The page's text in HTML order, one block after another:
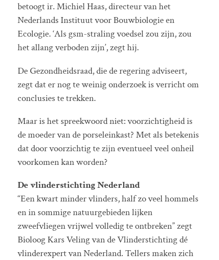
betoogt ir. Michiel Haas, directeur van het
Nederlands Instituut voor Bouwbiologie en
Ecologie. ‘Als gsm-straling voedsel zou zijn, zou
het allang verboden zijn’, zegt hij.
De Gezondheidsraad, die de regering adviseert,
zegt dat er nog te weinig onderzoek is verricht om
conclusies te trekken.
Maar is het spreekwoord niet: voorzichtigheid is
de moeder van de porseleinkast? Met als betekenis
dat door voorzichtig te zijn eventueel veel onheil
voorkomen kan worden?
De vlinderstichting Nederland
“Een kwart minder vlinders, half zo veel hommels
en in sommige natuurgebieden lijken
zweefvliegen vrijwel volledig te ontbreken” zegt
Bioloog Kars Veling van de Vlinderstichting dé
vlinderexpert van Nederland. Tellers maken zich